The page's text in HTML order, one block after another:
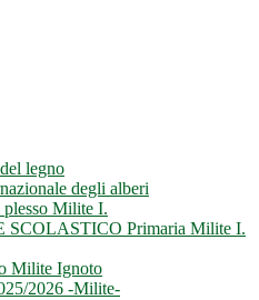
legno
degli alberi
plesso Milite I.
SCOLASTICO Primaria Milite I.
Milite Ignoto
2026 -Milite-